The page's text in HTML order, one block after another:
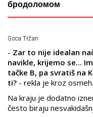
бродоломом
Goca Tržan
- Zar to nije idealan
navikle, krijemo se...
tačke B, pa svratiš na
ti? - rekla je kroz osmeh.
Na kraju je dodatno
često biraju